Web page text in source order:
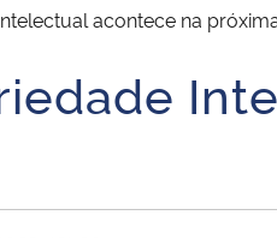
União
Banco Central do Brasil
acontece na